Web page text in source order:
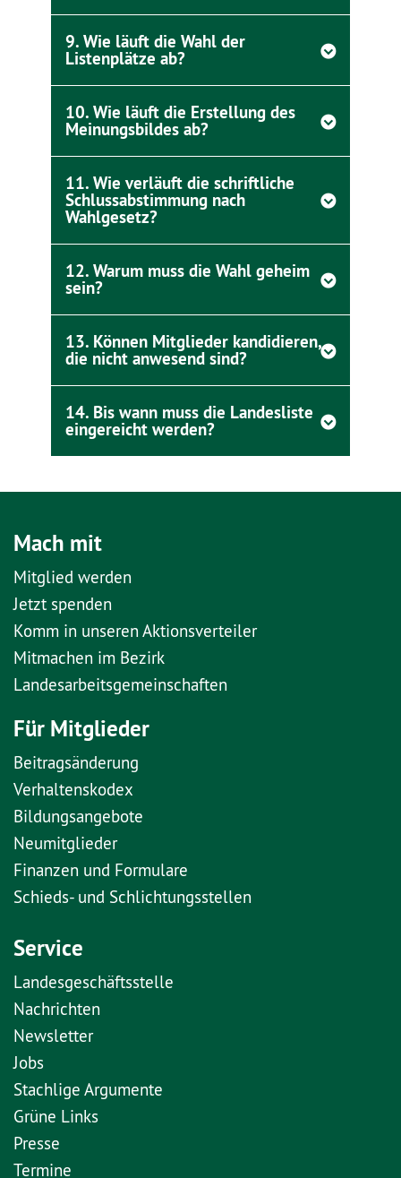
9. Wie läuft die Wahl der
Listenplätze ab?
10. Wie läuft die Erstellung des
Meinungsbildes ab?
11. Wie verläuft die schriftliche
Schlussabstimmung nach
Wahlgesetz?
12. Warum muss die Wahl geheim
sein?
13. Können Mitglieder kandidieren,
die nicht anwesend sind?
14. Bis wann muss die Landesliste
eingereicht werden?
Mach mit
Mitglied werden
Jetzt spenden
Komm in unseren Aktionsverteiler
Mitmachen im Bezirk
Landesarbeitsgemeinschaften
Für Mitglieder
Beitragsänderung
Verhaltenskodex
Bildungsangebote
Neumitglieder
Finanzen und Formulare
Schieds- und Schlichtungsstellen
Service
Landesgeschäftsstelle
Nachrichten
Newsletter
Jobs
Stachlige Argumente
Grüne Links
Presse
Termine